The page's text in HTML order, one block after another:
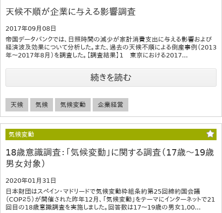
天候不順が企業に与える影響調査
2017年09月08日
帝国データバンクでは、日照時間の減少が家計消費支出に与える影響および
経済波及効果について分析した。また、過去の天候不順による倒産事例（2013
年～2017年8月）を調査した。【調査結果】1 東京における2017...
続きを読む
天候 気候 気候変動 企業経営
気候変動
18歳意識調査：「気候変動」に関する調査（17歳～19歳
男女対象）
2020年01月31日
日本財団はスペイン・マドリードで気候変動枠組条約第25回締約国会議
（COP２５）が開催された昨年12月、「気候変動」をテーマにインターネットで21
回目の18歳意識調査を実施しました。回答数は17～19歳の男女1,00...